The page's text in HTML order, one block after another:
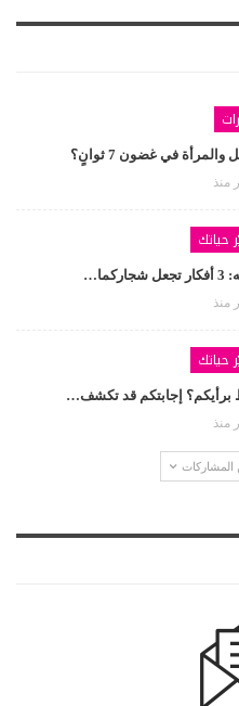
في غضون 7 ثوانٍ؟
حياتك
حياتك
برأيكم؟ إجابتكم قد تكشف…
المشاركات